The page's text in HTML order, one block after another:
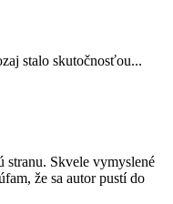
stalo skutočnosťou...
stranu. Skvele vymyslené
že sa autor pustí do